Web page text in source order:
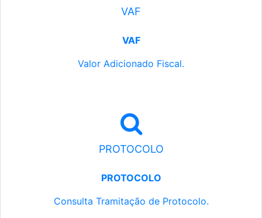
VAF
VAF
Valor Adicionado Fiscal.
PROTOCOLO
PROTOCOLO
Consulta Tramitação de Protocolo.